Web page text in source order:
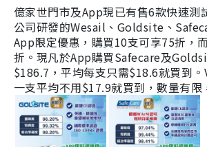
億家世門市及App現已有售6款快速測
公司研發的Wesail、Goldsite、
App限定優惠，購買10支可享75折，
折。現凡於App購買Safecare及
$186.7，平均每支只需$18.6就買到
一支平均不用$17.9就買到，數量有限